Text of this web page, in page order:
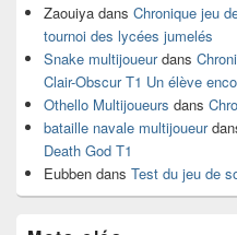
Zaouiya dans Chronique jeu
tournoi des lycées jumelés
Snake multijoueurdans
Clair-Obscur T1 Un élève
Othello Multijoueurs dans
bataille navale multijoueur
Death God T1
Eubben dans Test du jeu de